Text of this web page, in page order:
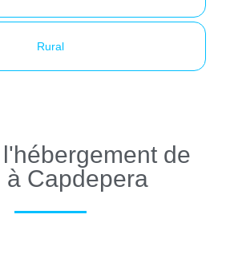
Rural
de
à Capdepera